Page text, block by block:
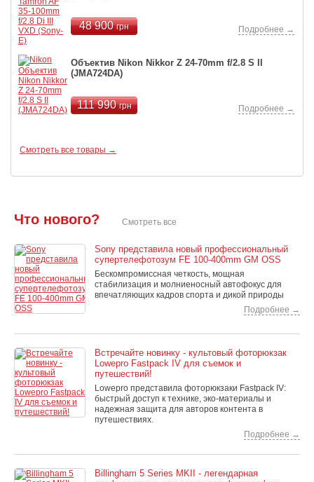
48 900грн Подробнее →
Объектив Nikon Nikkor Z 24-70mm f/2.8 S II
(JMA724DA)
111 990грн Подробнее →
Смотреть все товары →
Что нового? Смотреть все
Sony представила новый профессиональный
супертелефотозум FE 100-400mm GM OSS
Бескомпромиссная четкость, мощная
стабилизация и молниеносный автофокус для
впечатляющих кадров спорта и дикой природы
Подробнее →
Встречайте новинку - культовый фоторюкзак
Lowepro Fastpack IV для съемок и
путешествий!
Lowepro представила фоторюкзаки Fastpack IV:
быстрый доступ к технике, эко-материалы и
надежная защита для авторов контента в
путешествиях.
Подробнее →
Billingham 5 Series MKII - легендарная